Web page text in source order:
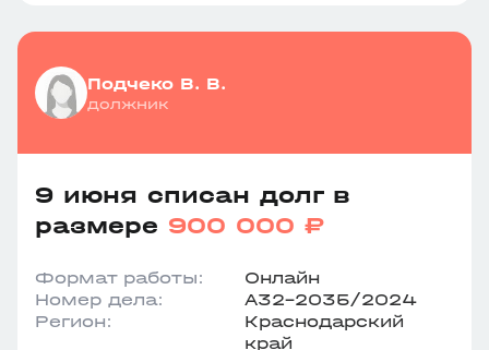
Подчеко В. В.
должник
9 июня списан долг в
размере 900 000 ₽
Формат работы:
Онлайн
Номер дела:
А32-2035/2024
Регион:
Краснодарский
край